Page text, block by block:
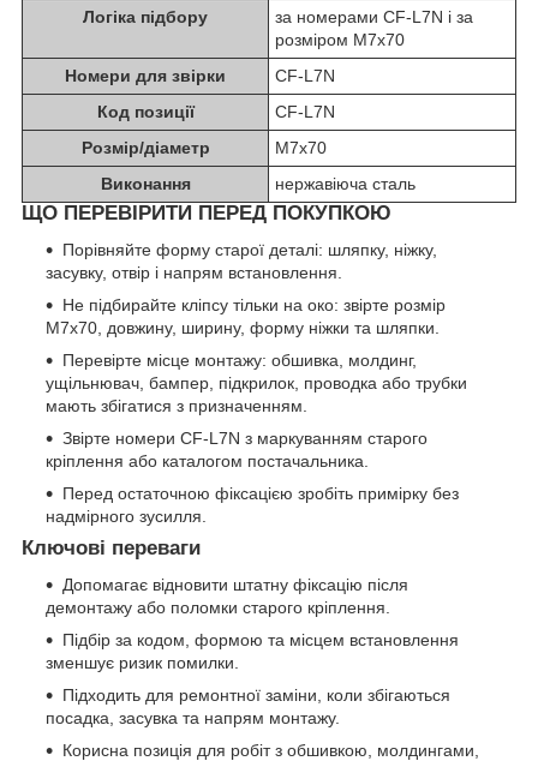
Логіка підбору
за номерами CF-L7N і за
розміром M7x70
Номери для звірки
CF-L7N
Код позиції
CF-L7N
Розмір/діаметр
M7x70
Виконання
нержавіюча сталь
ЩО ПЕРЕВІРИТИ ПЕРЕД ПОКУПКОЮ
Порівняйте форму старої деталі: шляпку, ніжку,
засувку, отвір і напрям встановлення.
Не підбирайте кліпсу тільки на око: звірте розмір
M7x70, довжину, ширину, форму ніжки та шляпки.
Перевірте місце монтажу: обшивка, молдинг,
ущільнювач, бампер, підкрилок, проводка або трубки
мають збігатися з призначенням.
Звірте номери CF-L7N з маркуванням старого
кріплення або каталогом постачальника.
Перед остаточною фіксацією зробіть примірку без
надмірного зусилля.
Ключові переваги
Допомагає відновити штатну фіксацію після
демонтажу або поломки старого кріплення.
Підбір за кодом, формою та місцем встановлення
зменшує ризик помилки.
Підходить для ремонтної заміни, коли збігаються
посадка, засувка та напрям монтажу.
Корисна позиція для робіт з обшивкою, молдингами,